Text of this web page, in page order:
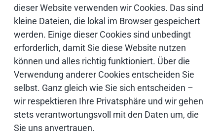
dieser Website verwenden wir Cookies. Das sind
kleine Dateien, die lokal im Browser gespeichert
werden. Einige dieser Cookies sind unbedingt
erforderlich, damit Sie diese Website nutzen
können und alles richtig funktioniert. Über die
Verwendung anderer Cookies entscheiden Sie
selbst. Ganz gleich wie Sie sich entscheiden –
wir respektieren Ihre Privatsphäre und wir gehen
stets verantwortungsvoll mit den Daten um, die
Sie uns anvertrauen.
Britta Heinrich
Pressesprecherin
040 42846-3047
0171 3342284